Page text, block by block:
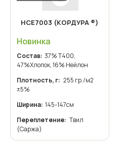
НСЕ7003 (КОРДУРА ®)
Новинка
Состав: 37% T400,
47%Хлопок, 16% Нейлон
Плотность, г: 255 гр./м2
±5%
Ширина: 145-147см
Переплетение: Твил
(Саржа)